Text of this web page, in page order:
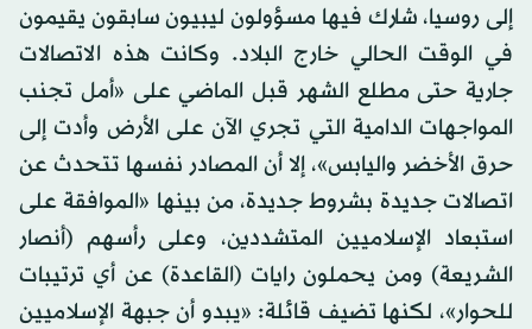
إلى روسيا، شارك فيها مسؤولون ليبيون سابقون يقيمون
في الوقت الحالي خارج البلاد. وكانت هذه الاتصالات
جارية حتى مطلع الشهر قبل الماضي على «أمل تجنب
المواجهات الدامية التي تجري الآن على الأرض وأدت إلى
حرق الأخضر واليابس»، إلا أن المصادر نفسها تتحدث عن
اتصالات جديدة بشروط جديدة، من بينها «الموافقة على
استبعاد الإسلاميين المتشددين، وعلى رأسهم (أنصار
الشريعة) ومن يحملون رايات (القاعدة) عن أي ترتيبات
للحوار»، لكنها تضيف قائلة: «يبدو أن جبهة الإسلاميين